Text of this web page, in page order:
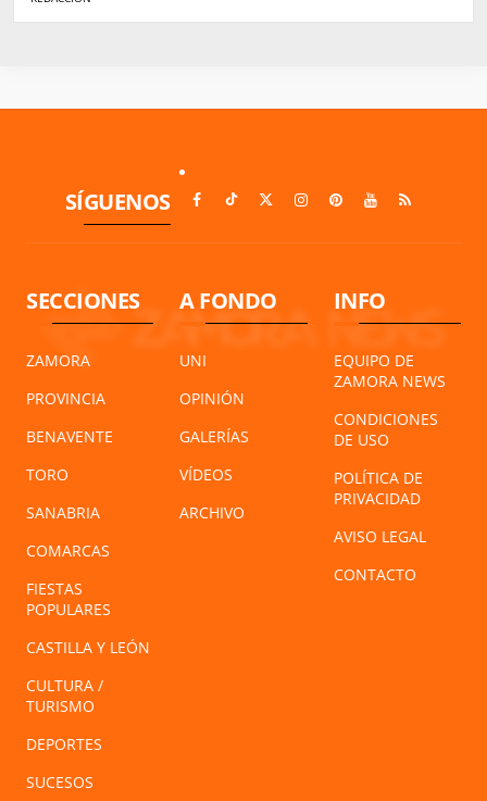
SÍGUENOS
SECCIONES
ZAMORA
PROVINCIA
BENAVENTE
TORO
SANABRIA
COMARCAS
FIESTAS
POPULARES
CASTILLA Y LEÓN
CULTURA /
TURISMO
DEPORTES
SUCESOS
A FONDO
UNI
OPINIÓN
GALERÍAS
VÍDEOS
ARCHIVO
INFO
EQUIPO DE
ZAMORA NEWS
CONDICIONES
DE USO
POLÍTICA DE
PRIVACIDAD
AVISO LEGAL
CONTACTO